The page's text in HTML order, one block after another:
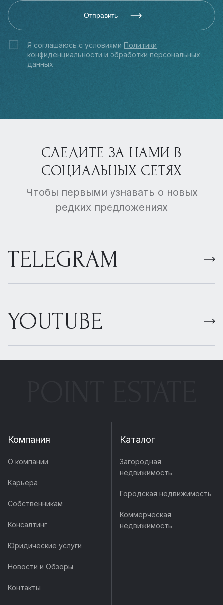
Отправить
Я соглашаюсь с условиями Политики
конфиденциальности и обработки персональных
данных
СЛЕДИТЕ ЗА НАМИ В
СОЦИАЛЬНЫХ СЕТЯХ
Чтобы первыми узнавать о новых
редких предложениях
TELEGRAM
YOUTUBE
Компания
О компании
Карьера
Собственникам
Консалтинг
Юридические услуги
Новости и Обзоры
Контакты
Каталог
Загородная
недвижимость
Городская недвижимость
Коммерческая
недвижимость